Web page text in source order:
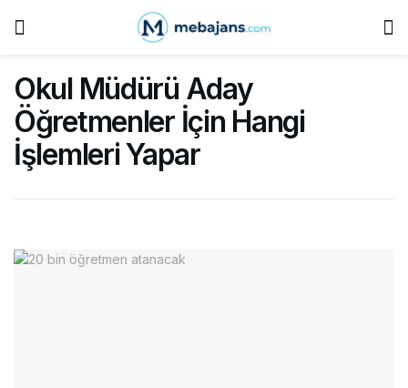
Okul Müdürü Aday
Öğretmenler İçin Hangi
İşlemleri Yapar